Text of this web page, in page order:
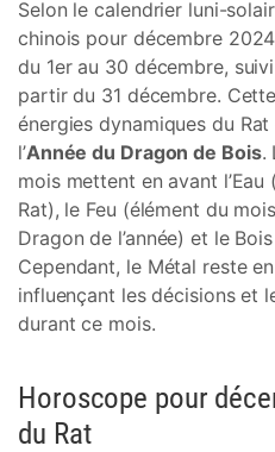
Selon le calendrier luni-
chinois pour décembre
du 1er au 30 décembre,
partir du 31 décembre.
énergies dynamiques du
l’Année du Dragon de Bois.
mois mettent en avant
Rat), le Feu (élément du
Dragon de l’année) et le
Cependant, le Métal reste
influençant les décisions et
durant ce mois.
Horoscope pour
du Rat